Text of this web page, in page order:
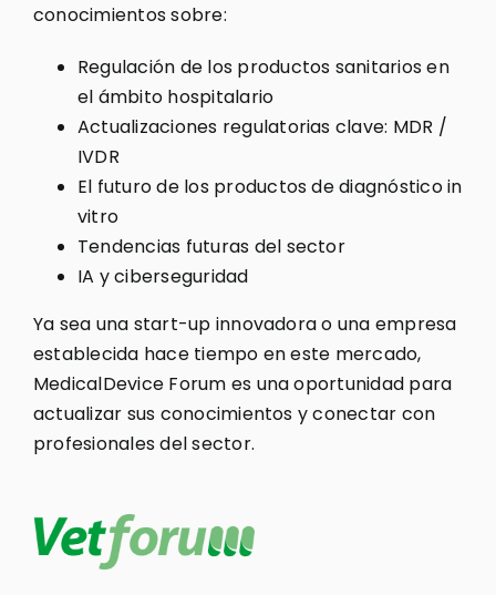
conocimientos sobre:
Regulación de los productos sanitarios en
el ámbito hospitalario
Actualizaciones regulatorias clave: MDR /
IVDR
El futuro de los productos de diagnóstico in
vitro
Tendencias futuras del sector
IA y ciberseguridad
Ya sea una start-up innovadora o una empresa
establecida hace tiempo en este mercado,
MedicalDevice Forum es una oportunidad para
actualizar sus conocimientos y conectar con
profesionales del sector.